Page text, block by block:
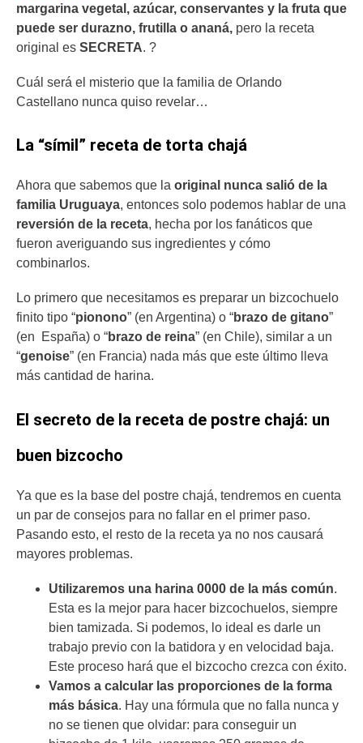
margarina vegetal, azúcar, conservantes y la fruta que
puede ser durazno, frutilla o ananá, pero la receta
original es SECRETA. ?
Cuál será el misterio que la familia de Orlando
Castellano nunca quiso revelar…
La “símil” receta de torta chajá
Ahora que sabemos que la original nunca salió de la
familia Uruguaya, entonces solo podemos hablar de una
reversión de la receta, hecha por los fanáticos que
fueron averiguando sus ingredientes y cómo
combinarlos.
Lo primero que necesitamos es preparar un bizcochuelo
finito tipo “pionono” (en Argentina) o “brazo de gitano”
(en España) o “brazo de reina” (en Chile), similar a un
“genoise” (en Francia) nada más que este último lleva
más cantidad de harina.
El secreto de la receta de postre chajá: un
buen bizcocho
Ya que es la base del postre chajá, tendremos en cuenta
un par de consejos para no fallar en el primer paso.
Pasando esto, el resto de la receta ya no nos causará
mayores problemas.
Utilizaremos una harina 0000 de la más común.
Esta es la mejor para hacer bizcochuelos, siempre
bien tamizada. Si podemos, lo ideal es darle un
trabajo previo con la batidora y en velocidad baja.
Este proceso hará que el bizcocho crezca con éxito.
Vamos a calcular las proporciones de la forma
más básica. Hay una fórmula que no falla nunca y
no se tienen que olvidar: para conseguir un